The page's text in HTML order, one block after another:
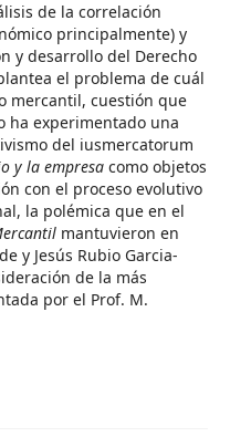
de la correlación
principalmente) y
y desarrollo del Derecho
el problema de cuál
mercantil, cuestión que
ha experimentado una
del iusmercatorum
y la empresa como objetos
con el proceso evolutivo
la polémica que en el
mantuvieron en
y Jesús Rubio Garcia-
de la más
por el Prof. M.